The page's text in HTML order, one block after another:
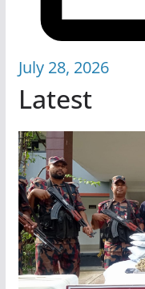
July 28, 2026
Latest